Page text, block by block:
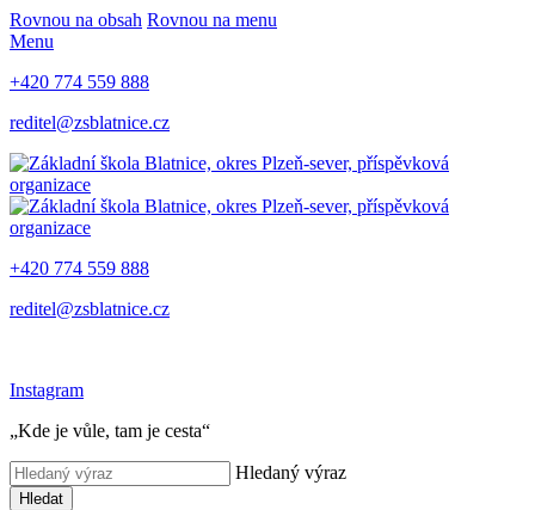
Rovnou na obsah Rovnou na menu
Menu
+420 774 559 888
reditel@zsblatnice.cz
+420 774 559 888
reditel@zsblatnice.cz
Instagram
„Kde je vůle, tam je cesta“
Hledaný výraz
Hledat